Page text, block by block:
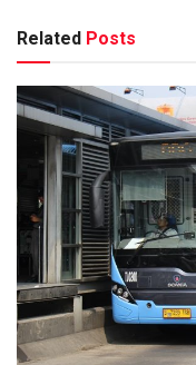
Related Posts